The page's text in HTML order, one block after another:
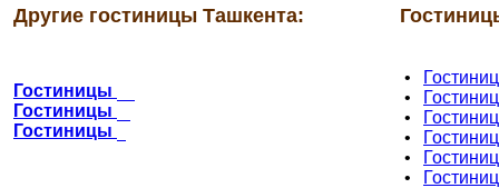
Другие гостиницы Ташкента:
Гостиницы
Гостиницы
Гостиницы
•
•
•
•
•
•